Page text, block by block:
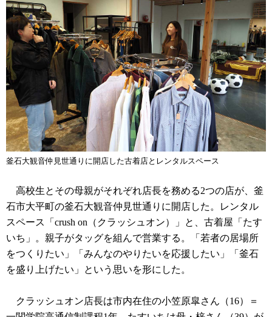
釜石大観音仲見世通りに開店した古着店とレンタルスペース
高校生とその母親がそれぞれ店長を務める2つの店が、釜
石市大平町の釜石大観音仲見世通りに開店した。レンタル
スペース「crush on（クラッシュオン）」と、古着屋「たす
いち」。親子がタッグを組んで営業する。「若者の居場所
をつくりたい」「みんなのやりたいを応援したい」「釜石
を盛り上げたい」という思いを形にした。
クラッシュオン店長は市内在住の小笠原皐さん（16）＝